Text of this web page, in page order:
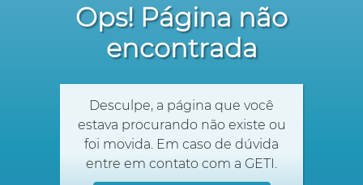
Ops! Página não
encontrada
Desculpe, a página que você
estava procurando não existe ou
foi movida. Em caso de dúvida
entre em contato com a GETI.